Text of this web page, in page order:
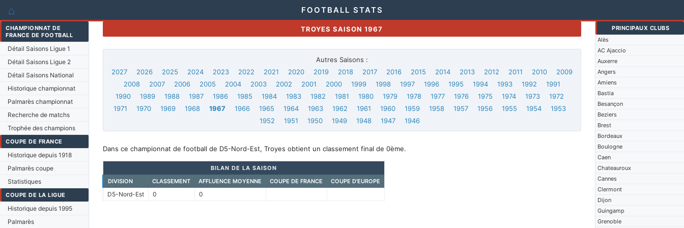
⌂ FOOTBALL STATS
CHAMPIONNAT DE
FRANCE DE FOOTBALL
Détail Saisons Ligue 1
Détail Saisons Ligue 2
Détail Saisons National
Historique championnat
Palmarès championnat
Recherche de matchs
Trophée des champions
COUPE DE FRANCE
Historique depuis 1918
Palmarès coupe
Statistiques
COUPE DE LA LIGUE
Historique depuis 1995
Palmarès
PRINCIPAUX CLUBS
Alès
AC Ajaccio
Auxerre
Angers
Amiens
Bastia
Besançon
Beziers
Brest
Bordeaux
Boulogne
Caen
Chateauroux
Cannes
Clermont
Dijon
Guingamp
Grenoble
TROYES SAISON 1967
Autres Saisons :
2027
2026 2025 2024 2023 2022 2021 2020 2019 2018 2017 2016 2015 2014 2013 2012 2011 2010
2009
2008
2007 2006 2005 2004 2003 2002 2001 2000 1999 1998 1997 1996 1995 1994 1993 1992
1991
1990
1989 1988 1987 1986 1985 1984 1983 1982 1981 1980 1979 1978 1977 1976 1975 1974 1973
1972
1971
1970 1969 1968 1967 1966 1965 1964 1963 1962 1961 1960 1959 1958 1957 1956 1955 1954
1953
1952
1951 1950 1949 1948 1947 1946
Dans ce championnat de football de D5-Nord-Est, Troyes obtient un classement final de 0ème.
BILAN DE LA SAISON
DIVISION
CLASSEMENT AFFLUENCE MOYENNE COUPE DE FRANCE COUPE D'EUROPE
D5-Nord-Est 0 0